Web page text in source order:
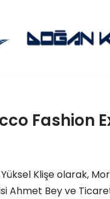
Fashion
Klişe olarak,
Ahmet Bey ve